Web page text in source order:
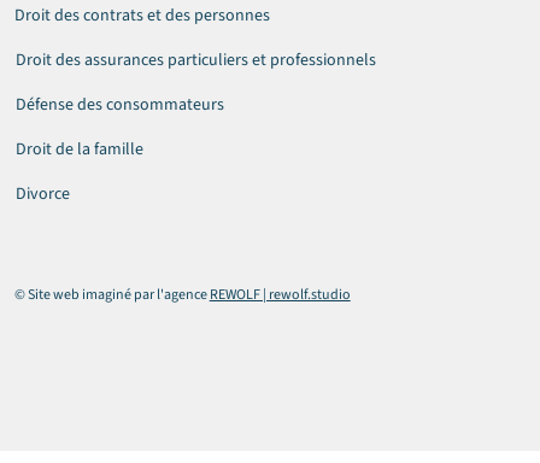
© Site web imaginé par l'agenceREWOLF | rewolf.studio
Droit des contrats et des personnes
Droit des assurances particuliers et professionnels
Défense des consommateurs
Droit de la famille
Divorce